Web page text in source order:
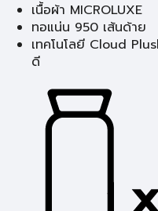
เนื้อผ้า MICROLUXE
ทอแน่น 950 เส้นด้าย
เทคโนโลยี Cloud
ดี